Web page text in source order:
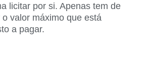
licitar por si. Apenas tem de
o valor máximo que está
a pagar.